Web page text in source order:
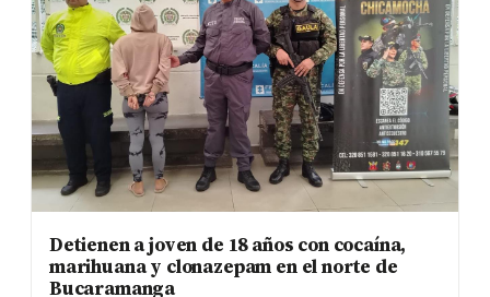
Detienen a joven de 18 años con cocaína,
marihuana y clonazepam en el norte de
Bucaramanga